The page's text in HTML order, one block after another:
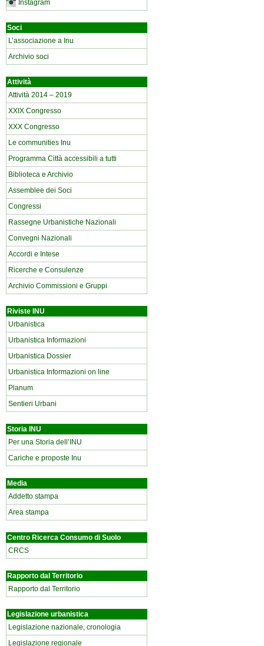
Instagram
Soci
L’associazione a Inu
Archivio soci
Attività
Attività 2014 – 2019
XXIX Congresso
XXX Congresso
Le communities Inu
Programma Città accessibili a tutti
Biblioteca e Archivio
Assemblee dei Soci
Congressi
Rassegne Urbanistiche Nazionali
Convegni Nazionali
Accordi e Intese
Ricerche e Consulenze
Archivio Commissioni e Gruppi
Riviste INU
Urbanistica
Urbanistica Informazioni
Urbanistica Dossier
Urbanistica Informazioni on line
Planum
Sentieri Urbani
Storia INU
Per una Storia dell’INU
Cariche e proposte Inu
Media
Addetto stampa
Area stampa
Centro Ricerca Consumo di Suolo
CRCS
Rapporto dal Territorio
Rapporto dal Territorio
Legislazione urbanistica
Legislazione nazionale, cronologia
Legislazione regionale